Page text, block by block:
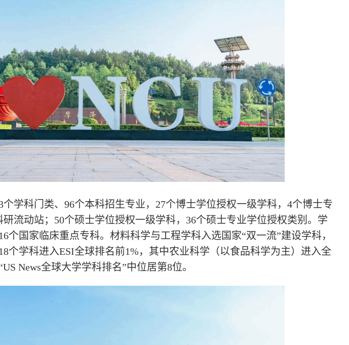
学科门类、96个本科招生专业，27个博士学位授权一级学科，4个博士专
流动站；50个硕士学位授权一级学科，36个硕士专业学位授权类别。学
个国家临床重点专科。材料科学与工程学科入选国家“双一流”建设学科，
个学科进入ESI全球排名前1%，其中农业科学（以食品科学为主）进入全
News全球大学学科排名”中位居第8位。